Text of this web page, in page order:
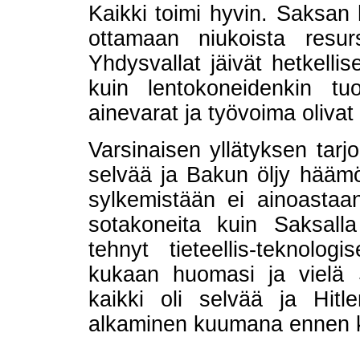
Kaikki toimi hyvin.
ottamaan niukoista
Yhdysvallat jäivät
kuin lentokoneidenkin
ainevarat ja työvoima
Varsinaisen yllätyksen
selvää ja Bakun öljy
sylkemistään ei
sotakoneita kuin
tehnyt tieteellis-
kukaan huomasi ja vielä
kaikki oli selvää ja
alkaminen kuumana